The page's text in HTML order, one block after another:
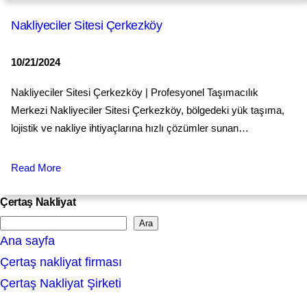
Nakliyeciler Sitesi Çerkezköy
10/21/2024
Nakliyeciler Sitesi Çerkezköy | Profesyonel Taşımacılık
Merkezi Nakliyeciler Sitesi Çerkezköy, bölgedeki yük taşıma,
lojistik ve nakliye ihtiyaçlarına hızlı çözümler sunan…
Read More
Çertaş Nakliyat
e
a
r
Ara
Ana sayfa
Çertaş nakliyat firması
Çertaş Nakliyat Şirketi